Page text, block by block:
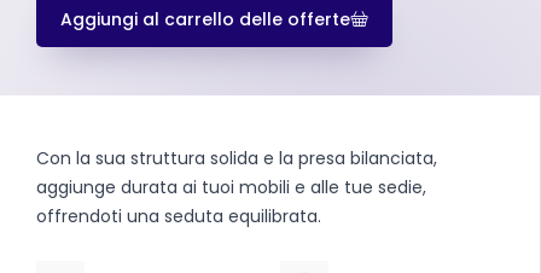
Aggiungi al carrello delle offerte
Con la sua struttura solida e la presa bilanciata,
aggiunge durata ai tuoi mobili e alle tue sedie,
offrendoti una seduta equilibrata.